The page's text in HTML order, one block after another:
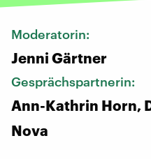
Moderatorin:
Jenni Gärtner
Gesprächspartnerin:
Ann-Kathrin Horn,
Nova